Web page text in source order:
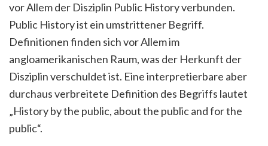
vor Allem der Disziplin Public History verbunden.
Public History ist ein umstrittener Begriff.
Definitionen finden sich vor Allem im
angloamerikanischen Raum, was der Herkunft der
Disziplin verschuldet ist. Eine interpretierbare aber
durchaus verbreitete Definition des Begriffs lautet
„History by the public, about the public and for the
public“.